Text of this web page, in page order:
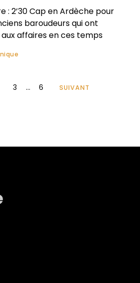
: 2’30 Cap en Ardèche pour
baroudeurs qui ont
affaires en ces temps
3 … 6 SUIVANT